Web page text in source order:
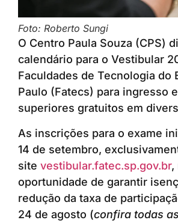
Foto: Roberto Sungi
O Centro Paula Souza (CPS)
calendário para o Vestibular
Faculdades de Tecnologia do
Paulo (Fatecs) para ingresso
superiores gratuitos em
As inscrições para o exame
14 de setembro,
site vestibular.fatec.sp.gov.br,
oportunidade de garantir
redução da taxa de
24 de agosto (confira todas